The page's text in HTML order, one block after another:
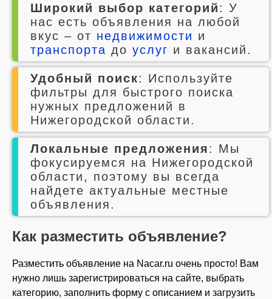
Широкий выбор категорий: У
нас есть объявления на любой
вкус – от недвижимости и
транспорта до услуг и вакансий.
Удобный поиск: Используйте
фильтры для быстрого поиска
нужных предложений в
Нижегородской области.
Локальные предложения: Мы
фокусируемся на Нижегородской
области, поэтому вы всегда
найдете актуальные местные
объявления.
Как разместить объявление?
Разместить объявление на Nacar.ru очень просто! Вам
нужно лишь зарегистрироваться на сайте, выбрать
категорию, заполнить форму с описанием и загрузить